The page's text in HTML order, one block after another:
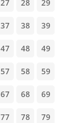
27 28 29
37 38 39
47 48 49
57 58 59
67 68 69
77 78 79